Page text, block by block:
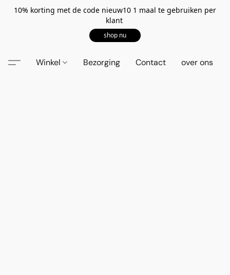
10% korting met de code nieuw10 1 maal te gebruiken per
klant
shop nu
Winkel Bezorging Contact over ons